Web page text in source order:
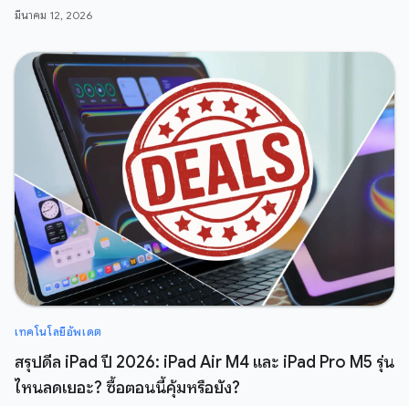
สบายกระเป๋า
มีนาคม 12, 2026
เทคโนโลยีอัพเดต
สรุปดีล iPad ปี 2026: iPad Air M4 และ iPad Pro M5 รุ่น
ไหนลดเยอะ? ซื้อตอนนี้คุ้มหรือยัง?